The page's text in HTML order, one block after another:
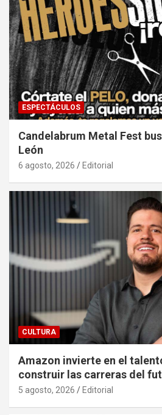
ESPECTÁCULOS
Candelabrum Metal Fest
León
6 agosto, 2026 Editorial
CULTURA
Amazon invierte en el
construir las carreras del
5 agosto, 2026 Editorial